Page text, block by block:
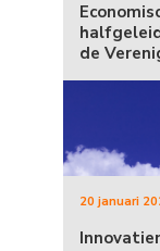
de
20 januari